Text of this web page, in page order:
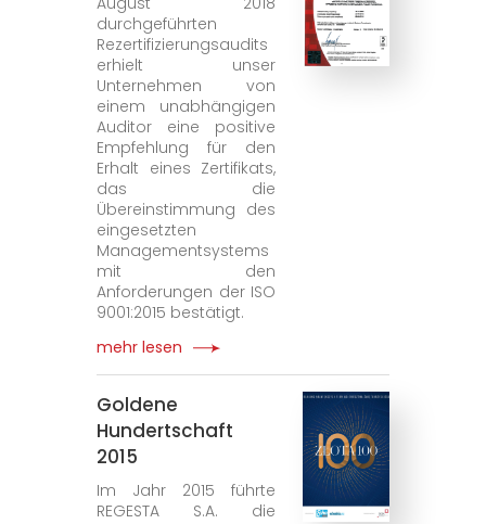
durchgeführten
Rezertifizierungsaudits
erhielt unser
Unternehmen von
einem unabhängigen
Auditor eine positive
Empfehlung für den
Erhalt eines Zertifikats,
das die
Übereinstimmung des
eingesetzten
Managementsystems
mit den
Anforderungen der ISO
9001:2015 bestätigt.
mehr lesen
Goldene
Hundertschaft
2015
Im Jahr 2015 führte
REGESTA S.A. die